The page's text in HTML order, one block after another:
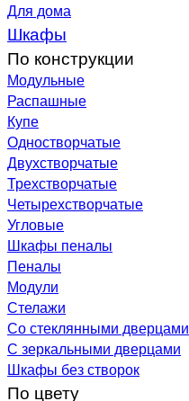
Для дома
Шкафы
По конструкции
Модульные
Распашные
Купе
Одностворчатые
Двухстворчатые
Трехстворчатые
Четырехстворчатые
Угловые
Шкафы пеналы
Пеналы
Модули
Стелажи
Со стеклянными дверцами
С зеркальными дверцами
Шкафы без створок
По цвету